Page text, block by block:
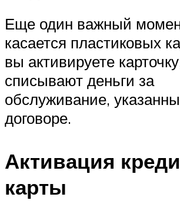
Еще один важный
касается пластиковых
вы активируете
списывают деньги за
обслуживание,
договоре.
Активация
карты